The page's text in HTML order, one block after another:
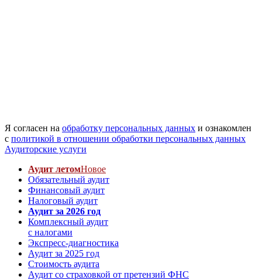
Я согласен на обработку персональных данных и ознакомлен
с политикой в отношении обработки персональных данных
Аудиторские услуги
Аудит летомНовое
Обязательный аудит
Финансовый аудит
Налоговый аудит
Аудит за 2026 год
Комплексный аудит
с налогами
Экспресс-диагностика
Аудит за 2025 год
Стоимость аудита
Аудит со страховкой от претензий ФНС